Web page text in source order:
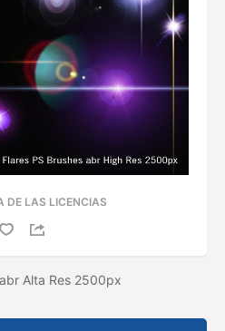
DE LAS LICENCIAS
Alta Res 2500px